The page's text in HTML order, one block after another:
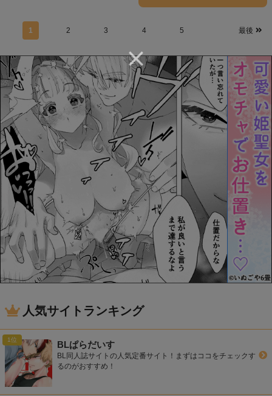
1 2 3 4 5 最後
人気サイトランキング
BLぱらだいす
BL同人誌サイトの人気定番サイト！まずはココをチェックす
るのがおすすめ！